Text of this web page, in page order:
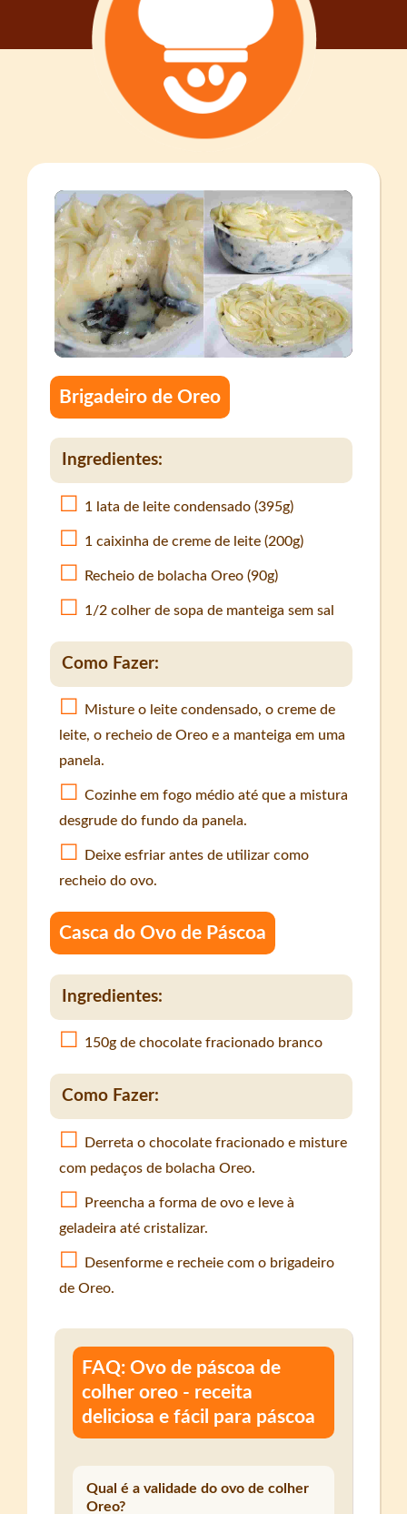
Brigadeiro de Oreo
Ingredientes:
1 lata de leite condensado (395g)
1 caixinha de creme de leite (200g)
Recheio de bolacha Oreo (90g)
1/2 colher de sopa de manteiga sem sal
Como Fazer:
Misture o leite condensado, o creme de
leite, o recheio de Oreo e a manteiga em uma
panela.
Cozinhe em fogo médio até que a mistura
desgrude do fundo da panela.
Deixe esfriar antes de utilizar como
recheio do ovo.
Casca do Ovo de Páscoa
Ingredientes:
150g de chocolate fracionado branco
Como Fazer:
Derreta o chocolate fracionado e misture
com pedaços de bolacha Oreo.
Preencha a forma de ovo e leve à
geladeira até cristalizar.
Desenforme e recheie com o brigadeiro
de Oreo.
FAQ: Ovo de páscoa de
colher oreo - receita
deliciosa e fácil para páscoa
Qual é a validade do ovo de colher
Oreo?